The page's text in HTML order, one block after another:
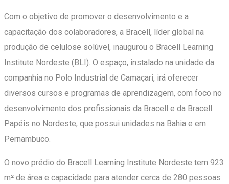
Com o objetivo de promover o desenvolvimento e a
capacitação dos colaboradores, a Bracell, líder global na
produção de celulose solúvel, inaugurou o Bracell Learning
Institute Nordeste (BLI). O espaço, instalado na unidade da
companhia no Polo Industrial de Camaçari, irá oferecer
diversos cursos e programas de aprendizagem, com foco no
desenvolvimento dos profissionais da Bracell e da Bracell
Papéis no Nordeste, que possui unidades na Bahia e em
Pernambuco.
O novo prédio do Bracell Learning Institute Nordeste tem 923
m² de área e capacidade para atender cerca de 280 pessoas